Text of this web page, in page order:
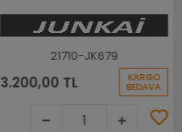
21710-JK679
3.200,00 TL KARGO
BEDAVA